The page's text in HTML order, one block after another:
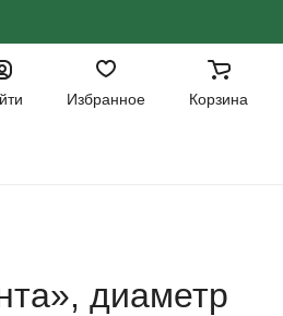
Избранное Корзина
диаметр